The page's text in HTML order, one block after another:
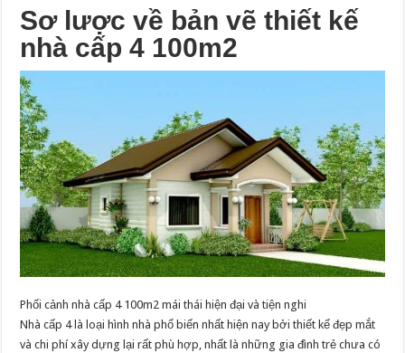
Sơ lược về bản vẽ thiết kế
nhà cấp 4 100m2
Phối cảnh nhà cấp 4 100m2 mái thái hiện đại và tiện nghi
Nhà cấp 4 là loại hình nhà phổ biến nhất hiện nay bởi thiết kế đẹp mắt
và chi phí xây dựng lại rất phù hợp, nhất là những gia đình trẻ chưa có